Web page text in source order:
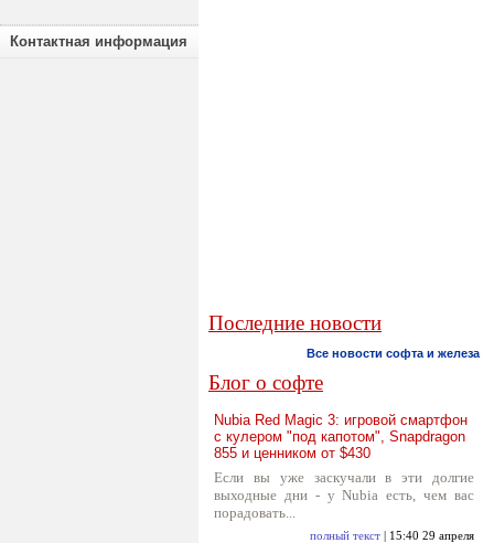
Контактная информация
Последние новости
Все новости софта и железа
Блог о софте
Nubia Red Magic 3: игровой смартфон
с кулером "под капотом", Snapdragon
855 и ценником от $430
Если вы уже заскучали в эти долгие
выходные дни - у Nubia есть, чем вас
порадовать...
полный текст | 15:40 29 апреля